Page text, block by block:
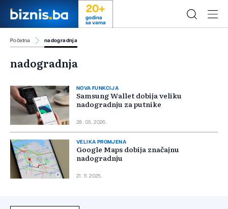
20+
godina
sa vama
Početna nadogradnja
nadogradnja
NOVA FUNKCIJA
Samsung Wallet dobija veliku
nadogradnju za putnike
28. 05. 2026.
VELIKA PROMJENA
Google Maps dobija značajnu
nadogradnju
21. 11. 2025.